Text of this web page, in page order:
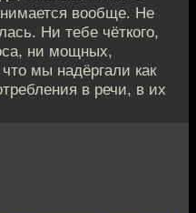
вообще. Не
Ни тебе чёткого,
ни мощных,
мы надёргали как
в речи, в их